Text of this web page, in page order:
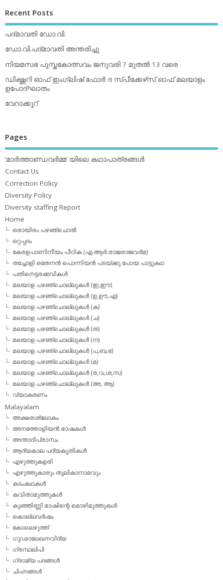
Recent Posts
പദ്മാവതി ഡോ.വി.
ഡോ.വി.പദ്മാവതി അന്തരിച്ചു
നിയമസഭ പുസ്തകോത്സവം ജനുവരി 7 മുതല്‍ 13 വരെ
ഡിക്ഷ്ണറി ഓഫ് ഇംഗ്ലിഷ് ഫോര്‍ ദ സ്പീക്കേഴ്‌സ് ഓഫ് മലയാളം
ഉപോദ്ഘാതം
വേറാക്കൂറ്
Pages
‘മാര്‍ത്താണ്ഡവര്‍മ്മ’ യിലെ കഥാപാത്രങ്ങള്‍
Contact Us
Correction Policy
Diversity Policy
Diversity staffing Report
Home
ഒരായിരം പഴഞ്ചൊല്‍
ഒറ്റപ്പദം
കേരളപാണിനീയം പീഠിക (എ.ആര്‍.രാജരാജവര്‍മ)
തച്ചോളി ഒതേനൻ പൊന്നിയൻ പടയ്‌ക്കു പോയ പാട്ടുകഥ
പതിനെട്ടരക്കവികള്‍
മലയാള പഴഞ്ചൊല്ലുകള്‍ (ഇ,ഈ)
മലയാള പഴഞ്ചൊല്ലുകള്‍ (ഉ,ഊ,എ)
മലയാള പഴഞ്ചൊല്ലുകള്‍ (ക)
മലയാള പഴഞ്ചൊല്ലുകള്‍ (ച)
മലയാള പഴഞ്ചൊല്ലുകള്‍ (ത)
മലയാള പഴഞ്ചൊല്ലുകള്‍ (ന)
മലയാള പഴഞ്ചൊല്ലുകള്‍ (പ,ബ,ഭ)
മലയാള പഴഞ്ചൊല്ലുകള്‍ (മ)
മലയാള പഴഞ്ചൊല്ലുകള്‍ (ര,വ,ശ,സ)
മലയാള പഴഞ്ചൊല്ലുകൾ (അ, ആ)
വ്യാകരണം
Malayalam
അക്ഷരശ്ലോകം
അനത്തോളിയന്‍ ഭാഷകള്‍
അന്താദിപ്രാസം
ആദ്യകാല പദ്യകൃതികള്‍
എഴുത്തുകളരി
എഴുത്തുകാരും തൂലികാനാമവും
കടംകഥകള്‍
കവിതാമുത്തുകള്‍
കുഞ്ഞിണ്ണി മാഷിന്റെ മൊഴിമുത്തുകള്‍
കൊല്ലവര്‍ഷം
കോലെഴുത്ത്
ഗൂഢാലേഖനവിദ്യ
ഗ്രന്ഥലിപി
ഗ്രാമ്യ പദങ്ങള്‍
ചിഹ്നങ്ങള്‍